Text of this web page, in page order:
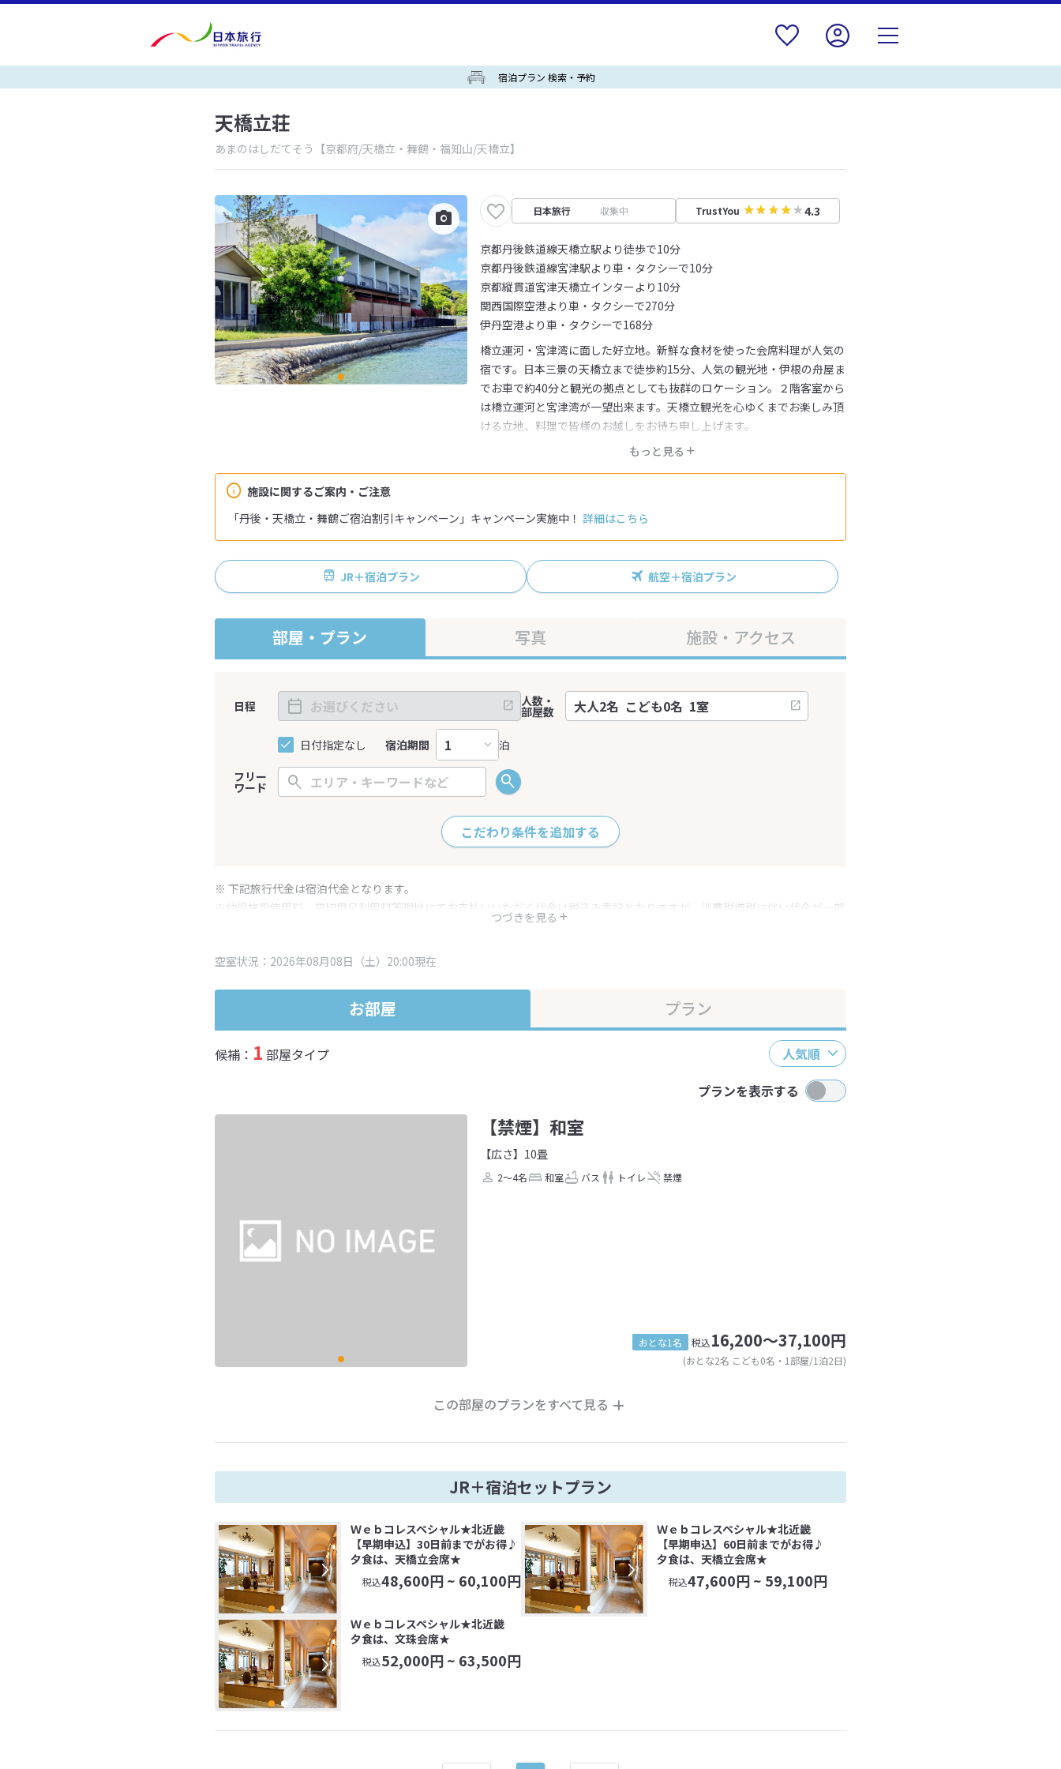
宿泊プラン 検索・予約
天橋立荘
あまのはしだてそう 【京都府/天橋立・舞鶴・福知山/天橋立】
日本旅行 収集中 TrustYou 4.3
京都丹後鉄道線天橋立駅より徒歩で10分
京都丹後鉄道線宮津駅より車・タクシーで10分
京都縦貫道宮津天橋立インターより10分
関西国際空港より車・タクシーで270分
伊丹空港より車・タクシーで168分
施設に関するご案内・ご注意
「丹後・天橋立・舞鶴ご宿泊割引キャンペーン」キャンペーン実施中！ 詳細はこちら
もっと見る
橋立運河・宮津湾に面した好立地。新鮮な食材を使った会席料理が人気の
宿です。日本三景の天橋立まで徒歩約15分、人気の観光地・伊根の舟屋ま
でお車で約40分と観光の拠点としても抜群のロケーション。２階客室から
は橋立運河と宮津湾が一望出来ます。天橋立観光を心ゆくまでお楽しみ頂
ける立地、料理で皆様のお越しをお待ち申し上げます。
JR＋宿泊プラン 航空＋宿泊プラン
部屋・プラン 写真 施設・アクセス
日程
日付指定なし 宿泊期間 泊
人数・
部屋数
フリー
ワード
こだわり条件を追加する
つづきを見る
※ 下記旅行代金は宿泊代金となります。
※幼児施設使用料、貸切風呂利用料等現地にてお支払いいただく代金は税込み表記となりますが、消費税増税に伴い代金が一部
空室状況：2026年08月08日（土）20:00現在
お部屋 プラン
候補： 1 部屋タイプ
人気順
プランを表示する
【禁煙】和室
【広さ】10畳
2～4名 和室 バス トイレ 禁煙
おとな1名 税込16,200～37,100円
(おとな2名 こども0名・1部屋/1泊2日)
この部屋のプランをすべて見る
JR＋宿泊セットプラン
Ｗｅｂコレスペシャル★北近畿
【早期申込】30日前までがお得♪
夕食は、天橋立会席★
税込48,600円 ~ 60,100円
Ｗｅｂコレスペシャル★北近畿
【早期申込】60日前までがお得♪
夕食は、天橋立会席★
税込47,600円 ~ 59,100円
Ｗｅｂコレスペシャル★北近畿
夕食は、文珠会席★
税込52,000円 ~ 63,500円